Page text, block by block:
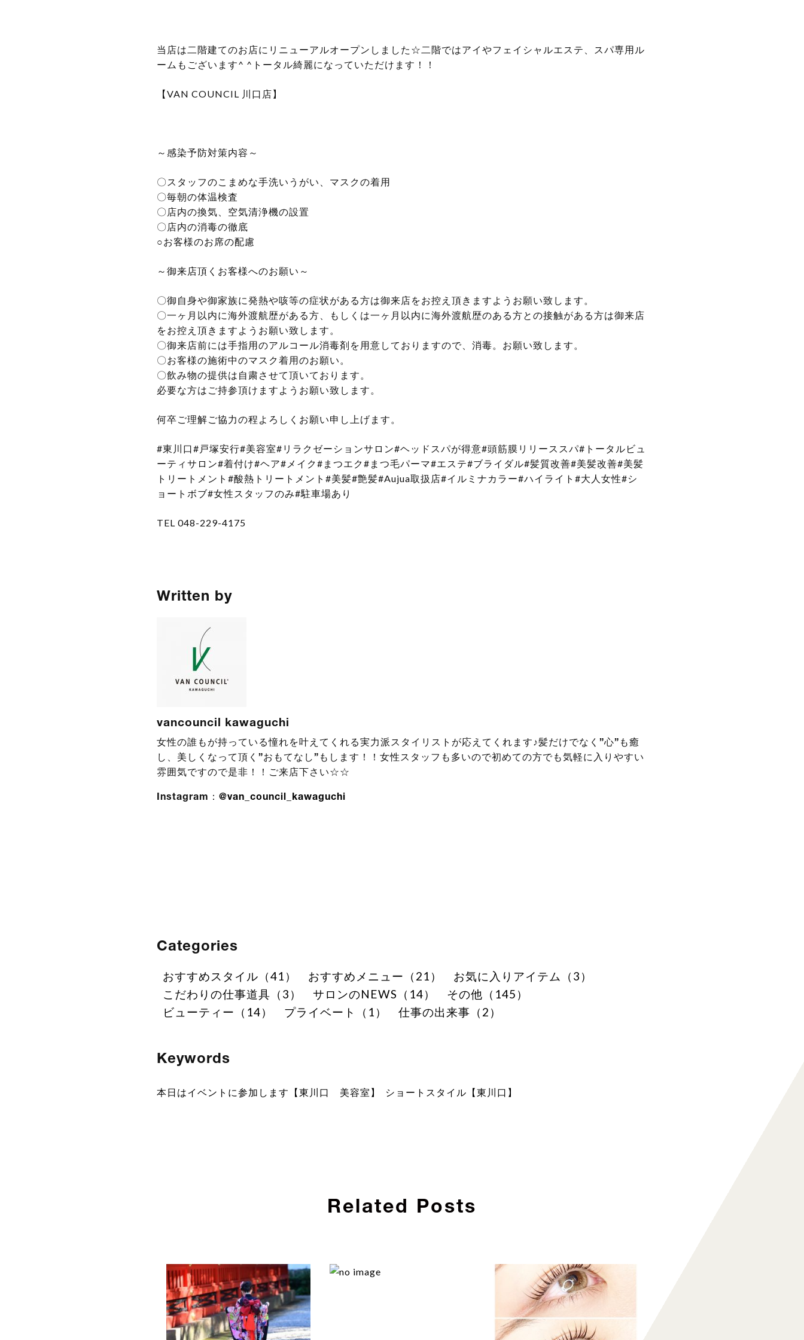
当店は二階建てのお店にリニューアルオープンしました☆二階ではアイやフェイシャルエステ、スパ専用ル
ームもございます^ ^トータル綺麗になっていただけます！！
【VAN COUNCIL 川口店】
～感染予防対策内容～
〇スタッフのこまめな手洗いうがい、マスクの着用
〇毎朝の体温検査
〇店内の換気、空気清浄機の設置
〇店内の消毒の徹底
○お客様のお席の配慮
～御来店頂くお客様へのお願い～
〇御自身や御家族に発熱や咳等の症状がある方は御来店をお控え頂きますようお願い致します。
〇一ヶ月以内に海外渡航歴がある方、もしくは一ヶ月以内に海外渡航歴のある方との接触がある方は御来店
をお控え頂きますようお願い致します。
〇御来店前には手指用のアルコール消毒剤を用意しておりますので、消毒。お願い致します。
〇お客様の施術中のマスク着用のお願い。
〇飲み物の提供は自粛させて頂いております。
必要な方はご持参頂けますようお願い致します。
何卒ご理解ご協力の程よろしくお願い申し上げます。
#東川口#戸塚安行#美容室#リラクゼーションサロン#ヘッドスパが得意#頭筋膜リリーススパ#トータルビュ
ーティサロン#着付け#ヘア#メイク#まつエク#まつ毛パーマ#エステ#ブライダル#髪質改善#美髪改善#美髪
トリートメント#酸熱トリートメント#美髪#艶髪#Aujua取扱店#イルミナカラー#ハイライト#大人女性#シ
ョートボブ#女性スタッフのみ#駐車場あり
TEL 048-229-4175
Written by
vancouncil kawaguchi
女性の誰もが持っている憧れを叶えてくれる実力派スタイリストが応えてくれます♪髪だけでなく”心”も癒
し、美しくなって頂く”おもてなし”もします！！女性スタッフも多いので初めての方でも気軽に入りやすい
雰囲気ですので是非！！ご来店下さい☆☆
Instagram： @van_council_kawaguchi
Categories
おすすめスタイル（41） おすすめメニュー（21）
お気に入りアイテム（3）
こだわりの仕事道具（3）
サロンのNEWS（14）
その他（145）
ビューティー（14）
プライベート（1） 仕事の出来事（2）
Keywords
本日はイベントに参加します【東川口 美容室】 ショートスタイル【東川口】
Related Posts